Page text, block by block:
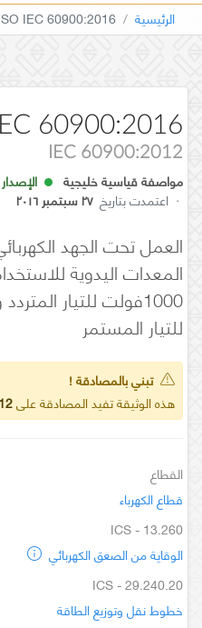
الرئيسية IEC 60900:2016
60900:2016
IEC 60900:2012
مواصفة قياسية خليجية
· اعتمدت بتاريخ ٢٧ سبتمبر ٢٠١٦
العمل تحت الجهد
المعدات اليدوية
للتيار المستمر
تبني بالمصادقة !
هذه الوثيقة تفيد المصادقة على
القطاع
قطاع الكهرباء
ICS - 13.260
الوقاية من الصعق الكهربائي
ICS - 29.240.20
خطوط نقل وتوزيع الطاقة